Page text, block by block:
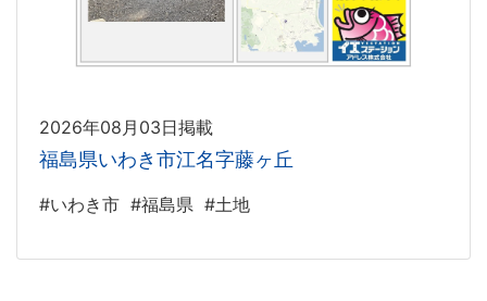
2026年08月03日掲載
福島県いわき市江名字藤ヶ丘
#いわき市 #福島県 #土地